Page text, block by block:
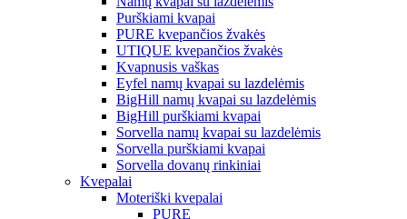
Purškiami kvapai
PURE kvepančios žvakės
UTIQUE kvepančios žvakės
Kvapnusis vaškas
Eyfel namų kvapai su lazdelėmis
BigHill namų kvapai su lazdelėmis
BigHill purškiami kvapai
Sorvella namų kvapai su lazdelėmis
Sorvella purškiami kvapai
Sorvella dovanų rinkiniai
Kvepalai
Moteriški kvepalai
PURE